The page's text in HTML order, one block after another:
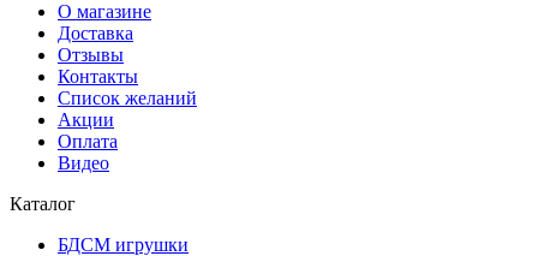
О магазине
Доставка
Отзывы
Контакты
Список желаний
Акции
Оплата
Видео
Каталог
БДСМ игрушки